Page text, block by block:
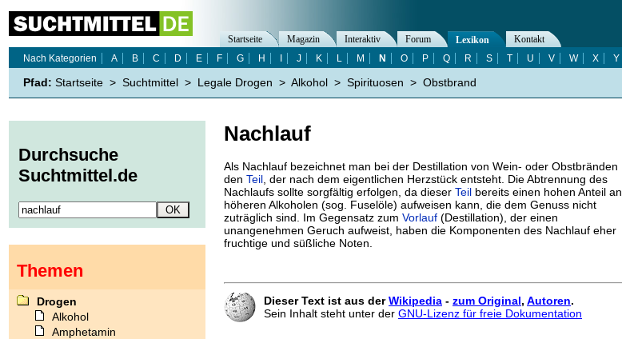
Nachlauf
Als Nachlauf bezeichnet man bei der Destillation von Wein- oder Obstbränden
den Teil, der nach dem eigentlichen Herzstück entsteht. Die Abtrennung des
Nachlaufs sollte sorgfältig erfolgen, da dieser Teil bereits einen hohen Anteil an
höheren Alkoholen (sog. Fuselöle) aufweisen kann, die dem Genuss nicht
zuträglich sind. Im Gegensatz zum Vorlauf (Destillation), der einen
unangenehmen Geruch aufweist, haben die Komponenten des Nachlauf eher
fruchtige und süßliche Noten.
Dieser Text ist aus derWikipedia - zum Original, Autoren.
Sein Inhalt steht unter der GNU-Lizenz für freie Dokumentation
Startseite Magazin Interaktiv Forum Lexikon
Kontakt
Nach Kategorien
A B C D E F G H J K L M N O P Q R S T U V W X Y
Pfad: Startseite > Suchtmittel > Legale Drogen > Alkohol > Spirituosen > Obstbrand
Durchsuche
Suchtmittel.de
Themen
Drogen
Alkohol
Amphetamin